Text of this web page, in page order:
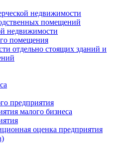
недвижимости
помещений
недвижимости
помещения
отдельно стоящих зданий и
предприятия
малого бизнеса
оценка предприятия